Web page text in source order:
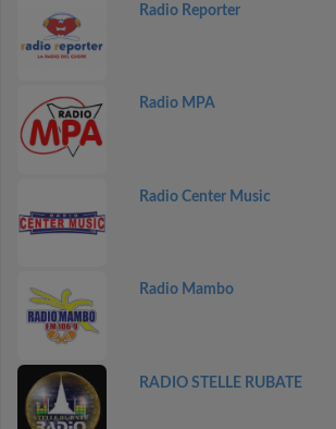
Radio Reporter
Radio MPA
Radio Center Music
Radio Mambo
RADIO STELLE RUBATE